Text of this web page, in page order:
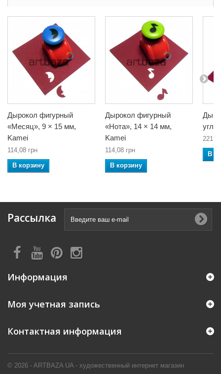
Дырокол фигурный
«Месяц», 9 × 15 мм,
Kamei
114,08 грн
В корзину
Дырокол фигурный
«Нота», 14 × 14 мм,
Kamei
114,08 грн
В корзину
В
Рассылка
Информация
© 2026 - ARTBAZA UA - художественный интернет магазин
Моя учетная запись
Контактная информация